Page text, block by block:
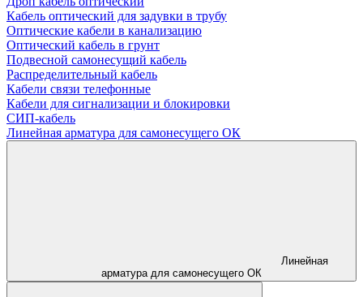
Кабель оптический для задувки в трубу
Оптические кабели в канализацию
Оптический кабель в грунт
Подвесной самонесущий кабель
Распределительный кабель
Кабели связи телефонные
Кабели для сигнализации и блокировки
СИП-кабель
Линейная арматура для самонесущего ОК
Линейная
арматура для самонесущего ОК